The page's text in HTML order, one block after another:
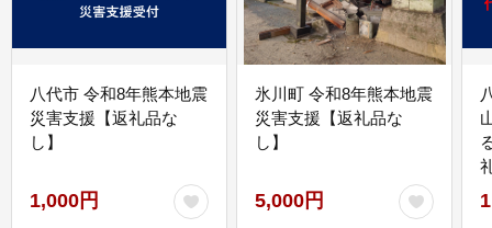
八代市 令和8年熊本地震
災害支援【返礼品な
し】
1,000円
氷川町 令和8年熊本地震
災害支援【返礼品な
し】
5,000円